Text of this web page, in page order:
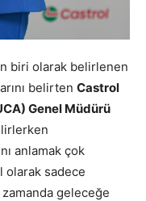
biri olarak belirlenen
belirten Castrol
Genel Müdürü
anlamak çok
olarak sadece
geleceğe